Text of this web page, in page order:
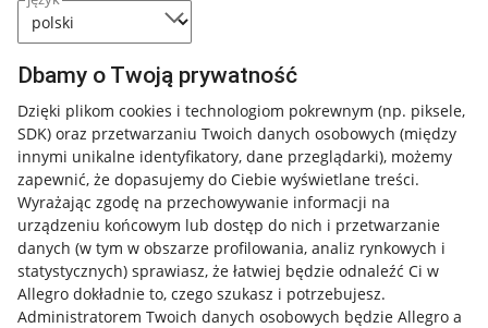
Dbamy o Twoją prywatność
Dzięki plikom cookies i technologiom pokrewnym (np. piksele,
SDK) oraz przetwarzaniu Twoich danych osobowych (między
innymi unikalne identyfikatory, dane przeglądarki), możemy
zapewnić, że dopasujemy do Ciebie wyświetlane treści.
Wyrażając zgodę na przechowywanie informacji na
urządzeniu końcowym lub dostęp do nich i przetwarzanie
danych (w tym w obszarze profilowania, analiz rynkowych i
statystycznych) sprawiasz, że łatwiej będzie odnaleźć Ci w
Allegro dokładnie to, czego szukasz i potrzebujesz.
Administratorem Twoich danych osobowych będzie Allegro a